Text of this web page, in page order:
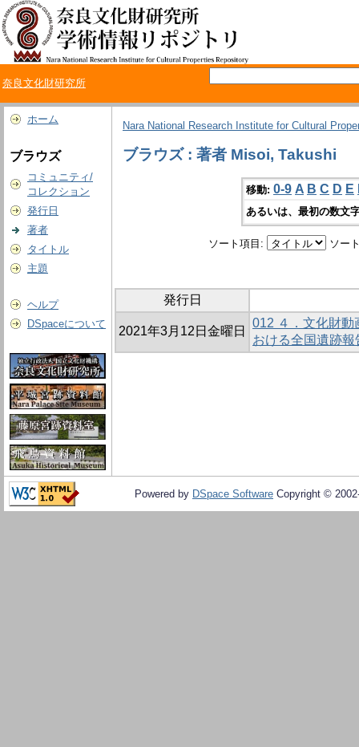
奈良文化財研究所
ホーム
ブラウズ
コミュニティ/
コレクション
発行日
著者
タイトル
主題
ヘルプ
DSpaceについて
Nara National Research Institute for Cultural
ブラウズ : 著者 Misoi, Takushi
移動: 0-9 A B C D E
あるいは、最初の数文
ソート項目: ソー
発行日
2021年3月12日金曜日
012 ４．文化財動
おける全国遺跡
Powered by DSpace Software Copyright ©